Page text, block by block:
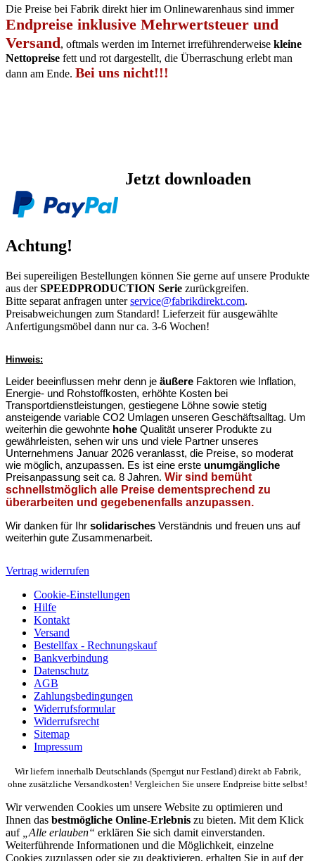
Die Preise bei Fabrik direkt hier im Onlinewarenhaus sind immer
Endpreise inklusive Mehrwertsteuer und
Versand, oftmals werden im Internet irreführenderweise kleine
Nettopreise fett und rot dargestellt, die Überraschung erlebt man
dann am Ende. Bei uns nicht!!!
Jetzt downloaden
Achtung!
Bei supereiligen Bestellungen können Sie gerne auf unsere Produkte
aus derSPEEDPRODUCTION Serie zurückgreifen.
Bitte separat anfragen unterservice@fabrikdirekt.com.
Preisabweichungen zum Standard! Lieferzeit für ausgewählte
Anfertigungsmöbel dann nur ca. 3-6 Wochen!
Hinweis:
Leider beeinflussen mehr denn je äußere Faktoren wie Inflation,
Energie- und Rohstoffkosten, erhöhte Kosten bei
Transportdienstleistungen, gestiegene Löhne sowie stetig
ansteigende variable CO2 Umlagen unseren Geschäftsalltag. Um
weiterhin die gewohnte hohe Qualität unserer Produkte zu
gewährleisten, sehen wir uns und viele Partner unseres
Unternehmens Januar 2026 veranlasst, die Preise, so moderat
wie möglich, anzupassen. Es ist eine erste unumgängliche
Preisanpassung seit ca. 8 Jahren. Wir sind bemüht
schnellstmöglich alle Preise dementsprechend zu
überarbeiten und gegebenenfalls anzupassen.
Wir danken für Ihr solidarisches Verständnis und freuen uns auf
weiterhin gute Zusammenarbeit.
Vertrag widerrufen
Cookie-Einstellungen
Hilfe
Kontakt
Versand
Bestellfax - Rechnungskauf
Bankverbindung
Datenschutz
AGB
Zahlungsbedingungen
Widerrufsformular
Widerrufsrecht
Sitemap
Impressum
Wir liefern innerhalb Deutschlands (Sperrgut nur Festland) direkt ab Fabrik,
ohne zusätzliche Versandkosten! Vergleichen Sie unsere Endpreise bitte selbst!
Wir verwenden Cookies um unsere Website zu optimieren und
Ihnen das bestmögliche Online-Erlebnis zu bieten. Mit dem Klick
auf
„Alle erlauben“ erklären Sie sich damit einverstanden.
Weiterführende Informationen und die Möglichkeit, einzelne
Cookies zuzulassen oder sie zu deaktivieren, erhalten Sie in auf der